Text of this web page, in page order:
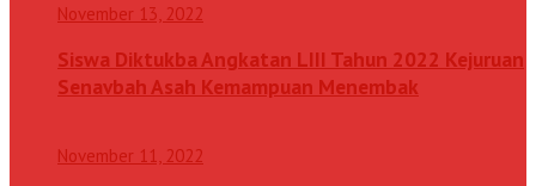
November 13, 2022
Siswa Diktukba Angkatan LIII Tahun 2022 Kejuruan
Senavbah Asah Kemampuan Menembak
November 11, 2022